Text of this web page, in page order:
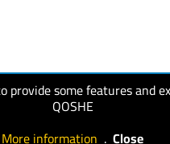
provide some features and
QOSHE
More information . Close
visit website